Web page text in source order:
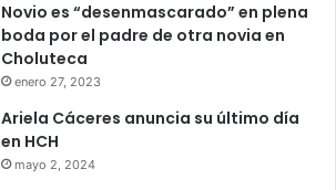
Novio es “desenmascarado” en plena
boda por el padre de otra novia en
Choluteca
enero 27, 2023
Ariela Cáceres anuncia su último día
en HCH
mayo 2, 2024